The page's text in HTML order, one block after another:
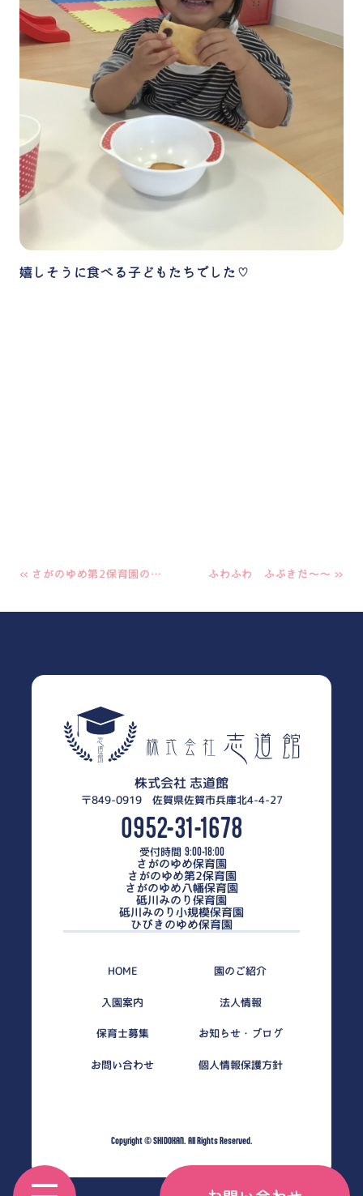
嬉しそうに食べる子どもたちでした♡
« さがのゆめ第2保育園のミニ畑☆ ふわふわ ふぶきだ～～ »
株式会社 志道館
〒849-0919 佐賀県佐賀市兵庫北4-4-27
0952-31-1678
受付時間 9:00-18:00
さがのゆめ保育園
さがのゆめ第2保育園
さがのゆめ八幡保育園
砥川みのり保育園
砥川みのり小規模保育園
ひびきのゆめ保育園
HOME 園のご紹介
入園案内 法人情報
保育士募集 お知らせ・ブログ
お問い合わせ 個人情報保護方針
Copyright © SHIDOKAN. All Rights Reserved.